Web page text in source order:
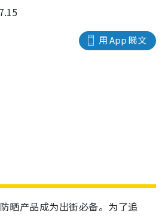
用 App 睇文
晒产品成为出街必备。为了追